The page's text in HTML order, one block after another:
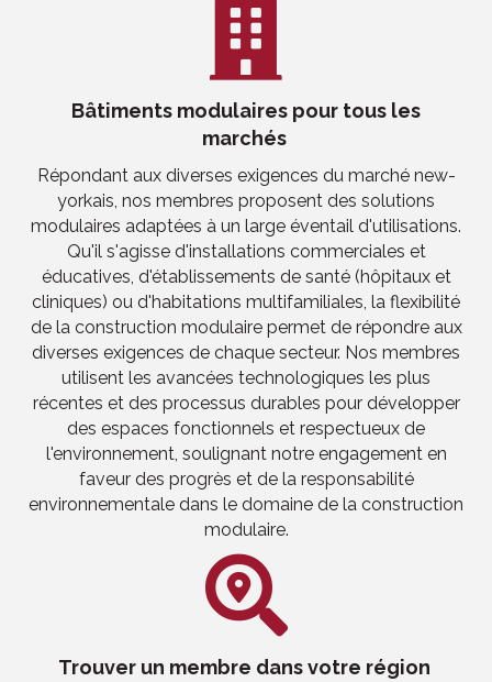
Bâtiments modulaires pour tous les
marchés
Répondant aux diverses exigences du marché new-
yorkais, nos membres proposent des solutions
modulaires adaptées à un large éventail d'utilisations.
Qu'il s'agisse d'installations commerciales et
éducatives, d'établissements de santé (hôpitaux et
cliniques) ou d'habitations multifamiliales, la flexibilité
de la construction modulaire permet de répondre aux
diverses exigences de chaque secteur. Nos membres
utilisent les avancées technologiques les plus
récentes et des processus durables pour développer
des espaces fonctionnels et respectueux de
l'environnement, soulignant notre engagement en
faveur des progrès et de la responsabilité
environnementale dans le domaine de la construction
modulaire.
Trouver un membre dans votre région